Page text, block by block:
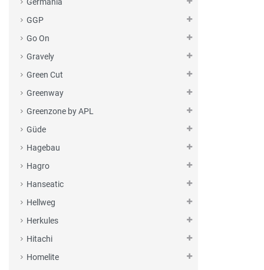
GGP
Go On
Gravely
Green Cut
Greenway
Greenzone by APL
Güde
Hagebau
Hagro
Hanseatic
Hellweg
Herkules
Hitachi
Homelite